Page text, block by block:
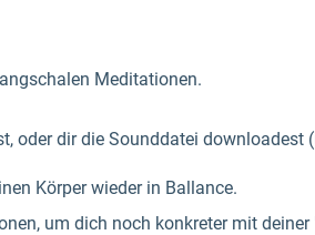
Meditationen.
oder dir die Sounddatei downloadest
Körper wieder in Ballance.
um dich noch konkreter mit